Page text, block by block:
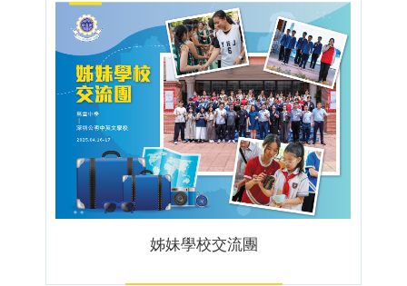
姊妹學校交流團